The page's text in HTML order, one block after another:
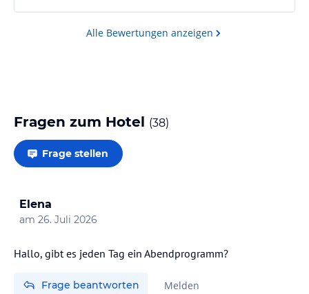
Alle Bewertungen anzeigen
Fragen zum Hotel (38)
Frage stellen
Elena
am 26. Juli 2026
Hallo, gibt es jeden Tag ein Abendprogramm?
Frage beantworten Melden